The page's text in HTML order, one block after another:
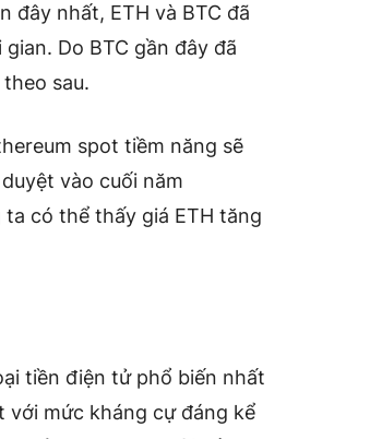
đây nhất, ETH và BTC đã
Do BTC gần đây đã
sau.
spot tiềm năng sẽ
vào cuối năm
ta có thể thấy giá ETH tăng
tiền điện tử phổ biến nhất
với mức kháng cự đáng kể